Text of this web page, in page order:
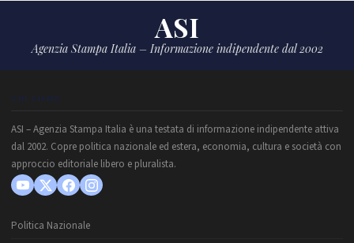
ASI
Agenzia Stampa Italia – Informazione indipendente dal 2002
CHI SIAMO
ASI – Agenzia Stampa Italia è una testata di informazione indipendente attiva
dal 2002. Copre politica nazionale ed estera, economia, cultura e società con
approccio editoriale libero e pluralista.
Politica Nazionale